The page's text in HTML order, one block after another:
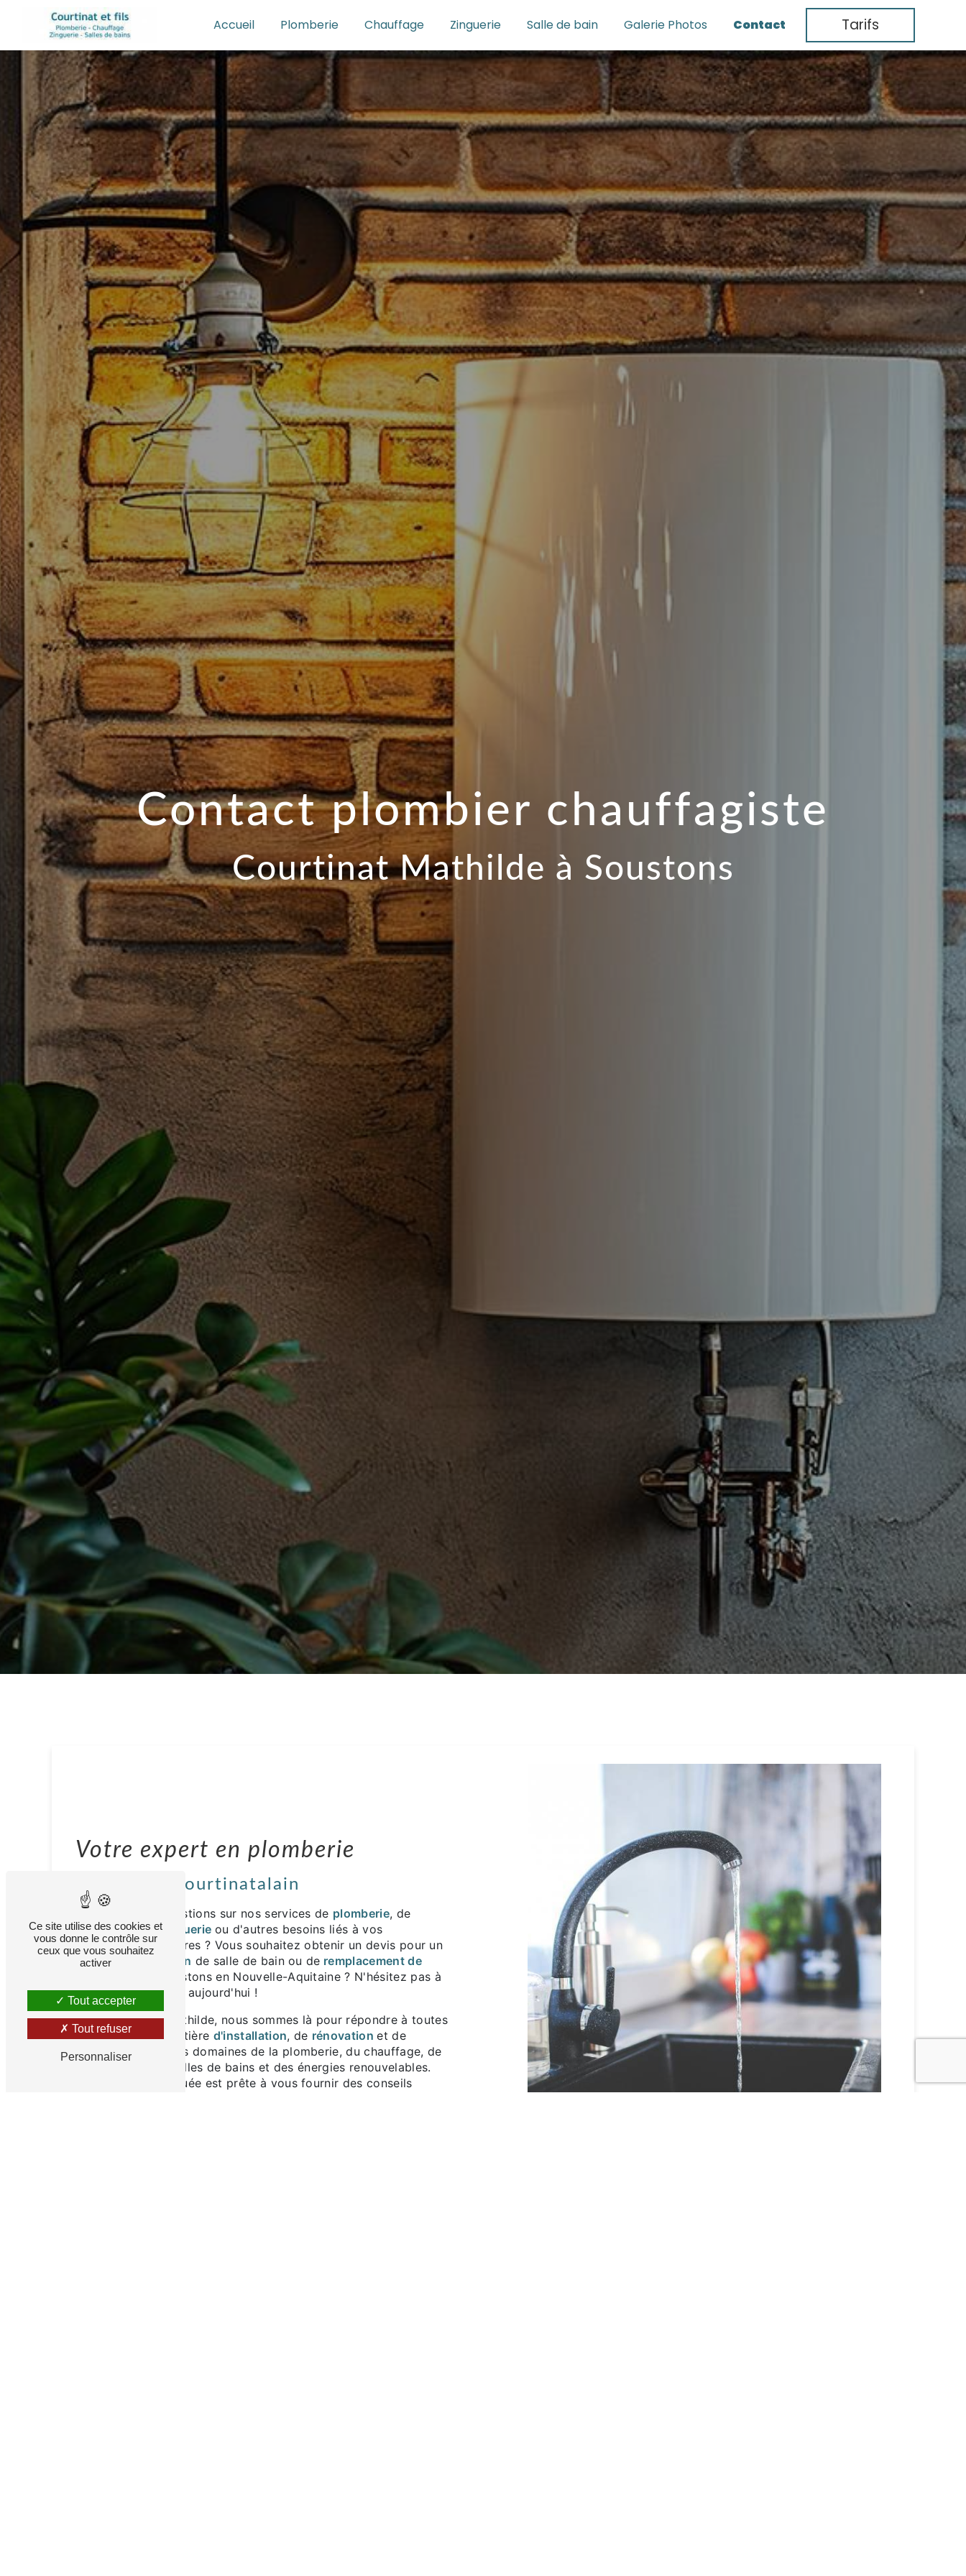
Accueil Plomberie Chauffage Zinguerie Salle de bain Galerie Photos Contact Tarifs
Contact plombier chauffagiste
Courtinat Mathilde à Soustons
Votre expert en plomberie
Plomberie Courtinatalain
Vous avez des questions sur nos services de plomberie, de
chauffage, dezinguerie ou d'autres besoins liés à vos
installations sanitaires ? Vous souhaitez obtenir un devis pour un
projet de rénovation de salle de bain ou de remplacement de
à Soustons en Nouvelle-Aquitaine ? N'hésitez pas à
nous contacter dès aujourd'hui !
Chez Courtinat Mathilde, nous sommes là pour répondre à toutes
vos attentes en matière d'installation, de rénovationet de
dépannage
dans les domaines de la plomberie, du chauffage, de
la zinguerie, des salles de bains et des énergies renouvelables.
Notre équipe dévouée est prête à vous fournir des conseils
Ce site utilise des cookies et
vous donne le contrôle sur
ceux que vous souhaitez
activer
Tout accepter
Tout refuser
Personnaliser